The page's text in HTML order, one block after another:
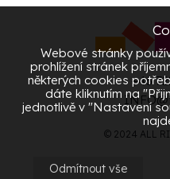
+46
© 2024 ALL
Webové stránky
prohlížení stránek
některých cookies
dáte kliknutím na
jednotlivě v "Nastavení
Odmítnout vše